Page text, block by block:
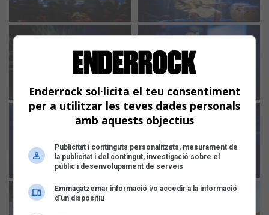
Enderrock sol·licita el teu consentiment
per a utilitzar les teves dades personals
amb aquests objectius
Publicitat i continguts personalitzats, mesurament de
la publicitat i del contingut, investigació sobre el
públic i desenvolupament de serveis
Emmagatzemar informació i/o accedir a la informació
d’un dispositiu